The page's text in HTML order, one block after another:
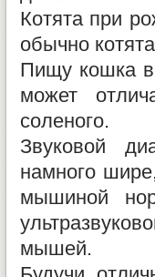
Котята при
обычно
Пищу кошка
может
соленого.
Звуковой
намного
мышиной
мышей.